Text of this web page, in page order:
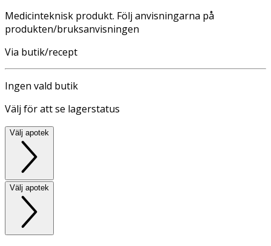
Medicinteknisk produkt. Följ anvisningarna på
produkten/bruksanvisningen
Via butik/recept
Ingen vald butik
Välj för att se lagerstatus
Välj apotek
Välj apotek